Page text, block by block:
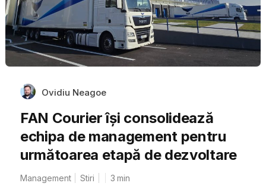
Ovidiu Neagoe
FAN Courier își consolidează
echipa de management pentru
următoarea etapă de dezvoltare
Management Stiri 3 min